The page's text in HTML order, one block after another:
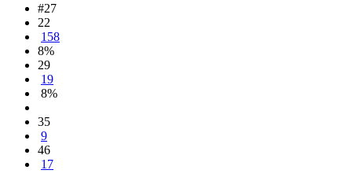
#27
22
158
8%
29
19
8%
35
9
46
17